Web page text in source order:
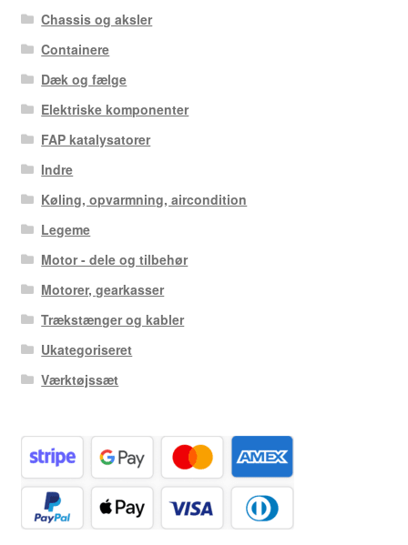
Chassis og aksler
Containere
Dæk og fælge
Elektriske komponenter
FAP katalysatorer
Indre
Køling, opvarmning, aircondition
Legeme
Motor - dele og tilbehør
Motorer, gearkasser
Trækstænger og kabler
Ukategoriseret
Værktøjssæt